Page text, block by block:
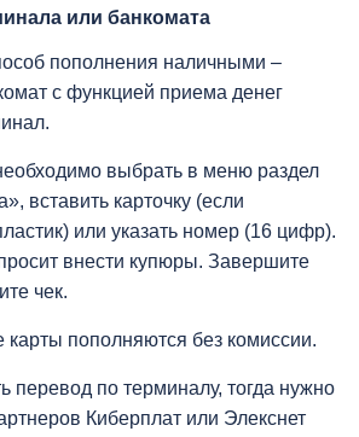
или банкомата
пополнения наличными –
с функцией приема денег
выбрать в меню раздел
вставить карточку (если
или указать номер (16 цифр).
внести купюры. Завершите
чек.
пополняются без комиссии.
перевод по терминалу, тогда нужно
Киберплат или Элекснет